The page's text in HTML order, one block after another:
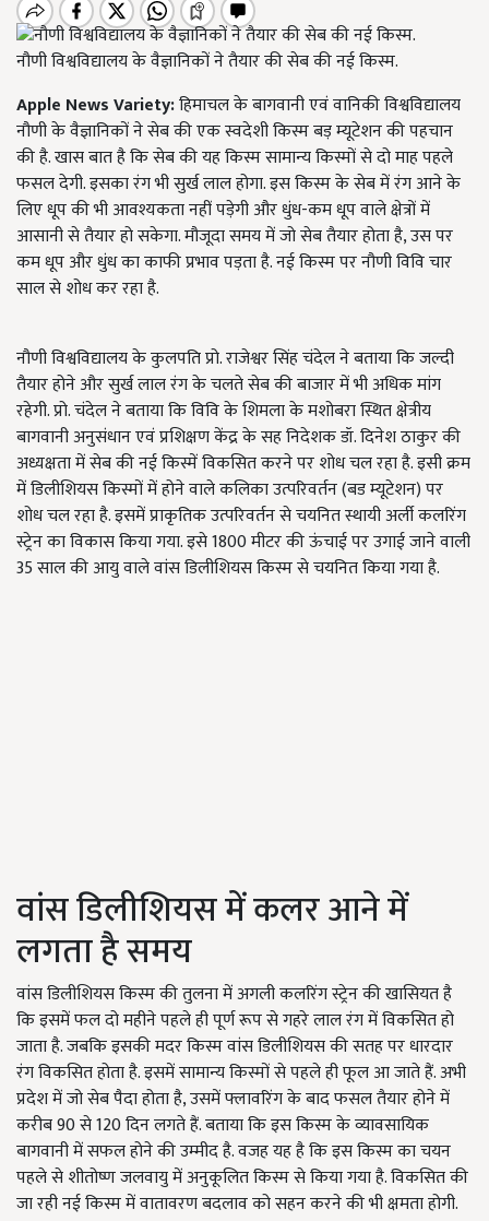
नौणी विश्वविद्यालय के वैज्ञानिकों ने तैयार की सेब की नई किस्म.
Apple News Variety:हिमाचल के बागवानी एवं वानिकी विश्वविद्यालय
नौणी के वैज्ञानिकों ने सेब की एक स्वदेशी किस्म बड़ म्यूटेशन की पहचान
की है. खास बात है कि सेब की यह किस्म सामान्य किस्मों से दो माह पहले
फसल देगी. इसका रंग भी सुर्ख लाल होगा. इस किस्म के सेब में रंग आने के
लिए धूप की भी आवश्यकता नहीं पड़ेगी और धुंध-कम धूप वाले क्षेत्रों में
आसानी से तैयार हो सकेगा. मौजूदा समय में जो सेब तैयार होता है, उस पर
कम धूप और धुंध का काफी प्रभाव पड़ता है. नई किस्म पर नौणी विवि चार
साल से शोध कर रहा है.
नौणी विश्वविद्यालय के कुलपति प्रो. राजेश्वर सिंह चंदेल ने बताया कि जल्दी
तैयार होने और सुर्ख लाल रंग के चलते सेब की बाजार में भी अधिक मांग
रहेगी. प्रो. चंदेल ने बताया कि विवि के शिमला के मशोबरा स्थित क्षेत्रीय
बागवानी अनुसंधान एवं प्रशिक्षण केंद्र के सह निदेशक डॉ. दिनेश ठाकुर की
अध्यक्षता में सेब की नई किस्में विकसित करने पर शोध चल रहा है. इसी क्रम
में डिलीशियस किस्मों में होने वाले कलिका उत्परिवर्तन (बड म्यूटेशन) पर
शोध चल रहा है. इसमें प्राकृतिक उत्परिवर्तन से चयनित स्थायी अर्ली कलरिंग
स्ट्रेन का विकास किया गया. इसे 1800 मीटर की ऊंचाई पर उगाई जाने वाली
35 साल की आयु वाले वांस डिलीशियस किस्म से चयनित किया गया है.
वांस डिलीशियस में कलर आने में
लगता है समय
वांस डिलीशियस किस्म की तुलना में अगली कलरिंग स्ट्रेन की खासियत है
कि इसमें फल दो महीने पहले ही पूर्ण रूप से गहरे लाल रंग में विकसित हो
जाता है. जबकि इसकी मदर किस्म वांस डिलीशियस की सतह पर धारदार
रंग विकसित होता है. इसमें सामान्य किस्मों से पहले ही फूल आ जाते हैं. अभी
प्रदेश में जो सेब पैदा होता है, उसमें फ्लावरिंग के बाद फसल तैयार होने में
करीब 90 से 120 दिन लगते हैं. बताया कि इस किस्म के व्यावसायिक
बागवानी में सफल होने की उम्मीद है. वजह यह है कि इस किस्म का चयन
पहले से शीतोष्ण जलवायु में अनुकूलित किस्म से किया गया है. विकसित की
जा रही नई किस्म में वातावरण बदलाव को सहन करने की भी क्षमता होगी.